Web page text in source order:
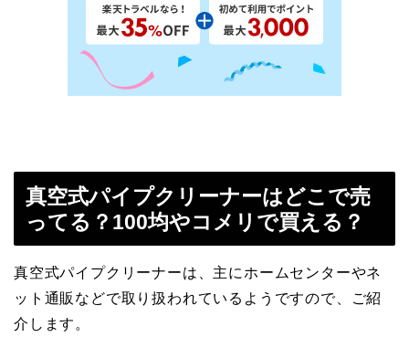
真空式パイプクリーナーはどこで売
ってる？100均やコメリで買える？
真空式パイプクリーナーは、主にホームセンターやネ
ット通販などで取り扱われているようですので、ご紹
介します。